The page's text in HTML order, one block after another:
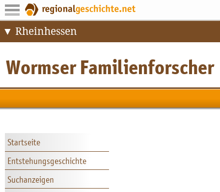
Rheinhessen
Startseite
Entstehungsgeschichte
Suchanzeigen